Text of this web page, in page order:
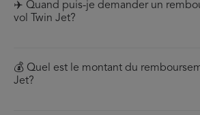
✈️ Quand puis-je demander un
vol Twin Jet?
💰 Quel est le montant du
Jet?